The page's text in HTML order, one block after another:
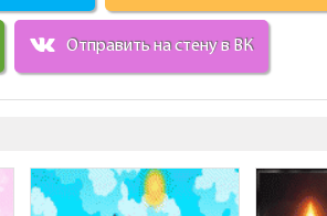
Отправить на стену в ВК